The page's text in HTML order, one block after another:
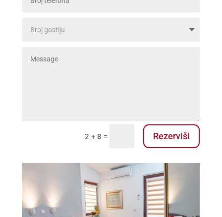
2 + 8 = Rezerviši